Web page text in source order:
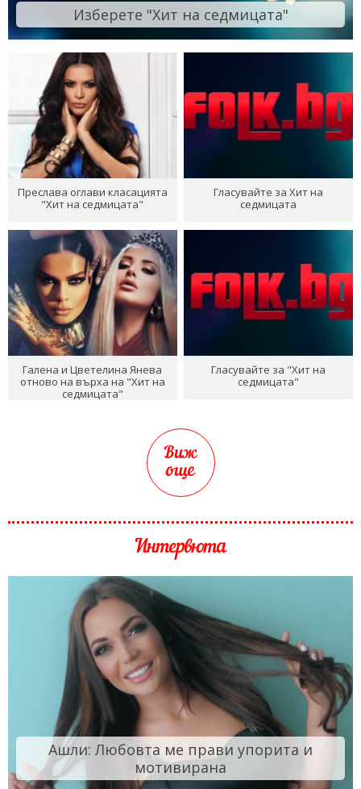
Изберете "Хит на седмицата"
Преслава оглави класацията
"Хит на седмицата"
Гласувайте за Хит на
седмицата
Галена и Цветелина Янева
отново на върха на "Хит на
седмицата"
Гласувайте за "Хит на
седмицата"
Виж
още
Интервюта
Ашли: Любовта ме прави упорита и
мотивирана